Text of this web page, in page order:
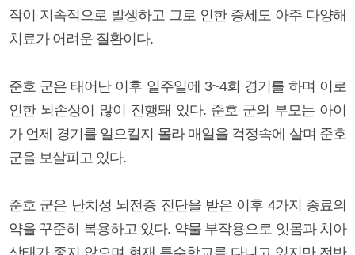
작이 지속적으로 발생하고 그로 인한 증세도 아주 다양해
치료가 어려운 질환이다.
준호 군은 태어난 이후 일주일에 3~4회 경기를 하며 이로
인한 뇌손상이 많이 진행돼 있다. 준호 군의 부모는 아이
가 언제 경기를 일으킬지 몰라 매일을 걱정속에 살며 준호
군을 보살피고 있다.
준호 군은 난치성 뇌전증 진단을 받은 이후 4가지 종료의
약을 꾸준히 복용하고 있다. 약물 부작용으로 잇몸과 치아